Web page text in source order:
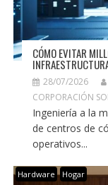
CÓMO EVITAR
28/07/2026
CORPORACIÓN
Ingeniería a la
de centros de
operativos...
Hardware Hogar